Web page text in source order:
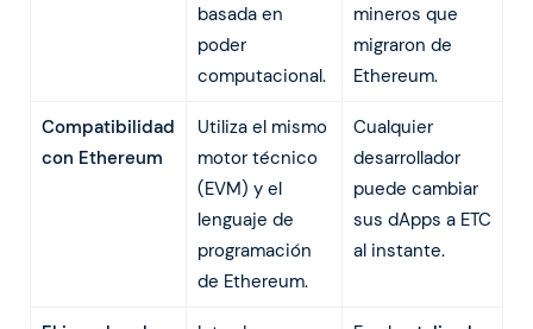
basada en
poder
computacional.
mineros que
migraron de
Ethereum.
Compatibilidad
con Ethereum
Utiliza el mismo
motor técnico
(EVM) y el
lenguaje de
programación
de Ethereum.
Cualquier
desarrollador
puede cambiar
sus dApps a ETC
al instante.